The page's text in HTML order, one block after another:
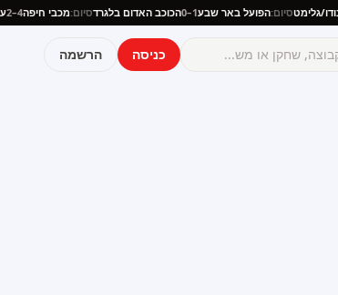
בודו/גלימטסיום:הפועל באר שבע1–0 הכוכב האדום בלגרדסיום:מכבי חיפה4–2
כניסה הרשמה